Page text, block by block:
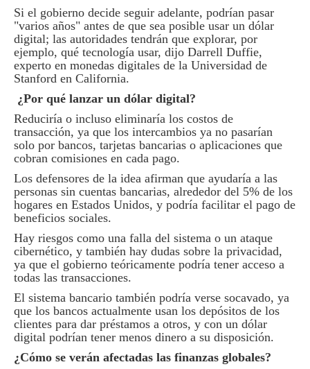
Si el gobierno decide seguir adelante, podrían pasar
"varios años" antes de que sea posible usar un dólar
digital; las autoridades tendrán que explorar, por
ejemplo, qué tecnología usar, dijo Darrell Duffie,
experto en monedas digitales de la Universidad de
Stanford en California.
¿Por qué lanzar un dólar digital?
Reduciría o incluso eliminaría los costos de
transacción, ya que los intercambios ya no pasarían
solo por bancos, tarjetas bancarias o aplicaciones que
cobran comisiones en cada pago.
Los defensores de la idea afirman que ayudaría a las
personas sin cuentas bancarias, alrededor del 5% de los
hogares en Estados Unidos, y podría facilitar el pago de
beneficios sociales.
Hay riesgos como una falla del sistema o un ataque
cibernético, y también hay dudas sobre la privacidad,
ya que el gobierno teóricamente podría tener acceso a
todas las transacciones.
El sistema bancario también podría verse socavado, ya
que los bancos actualmente usan los depósitos de los
clientes para dar préstamos a otros, y con un dólar
digital podrían tener menos dinero a su disposición.
¿Cómo se verán afectadas las finanzas globales?